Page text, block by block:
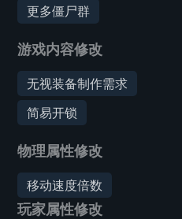
更多僵尸群
游戏内容修改
无视装备制作需求
简易开锁
物理属性修改
移动速度倍数
玩家属性修改